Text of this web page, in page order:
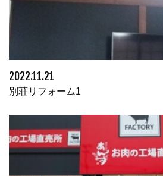
2022.11.21
別荘リフォーム1